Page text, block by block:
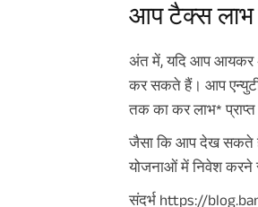
आप टैक्स लाभ
अंत में, यदि आप आयकर
कर सकते हैं। आप एन्युटी
तक का कर लाभ*
जैसा कि आप देख सकते हैं,
योजनाओं में निवेश करने
संदर्भ https://